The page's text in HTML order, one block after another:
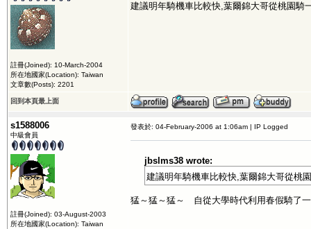
註冊(Joined): 10-March-2004
所在地國家(Location): Taiwan
文章數(Posts): 2201
建議明年騎機車比較快,葉爾錦大哥從桃園騎
回到本頁最上面
s1588006
中級會員
註冊(Joined): 03-August-2003
所在地國家(Location): Taiwan
發表於: 04-February-2006 at 1:06am | IP Logged
jbslms38 wrote:
建議明年騎機車比較快,葉爾錦大哥從桃
猛～猛～猛～ 自從大學時代利用春假騎了